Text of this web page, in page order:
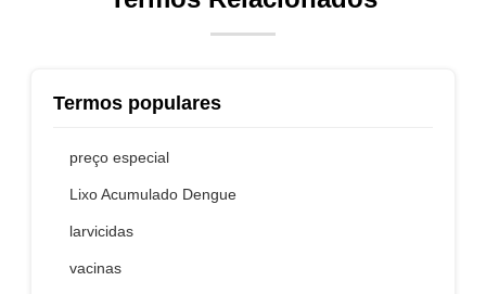
Termos populares
preço especial
Lixo Acumulado Dengue
larvicidas
vacinas